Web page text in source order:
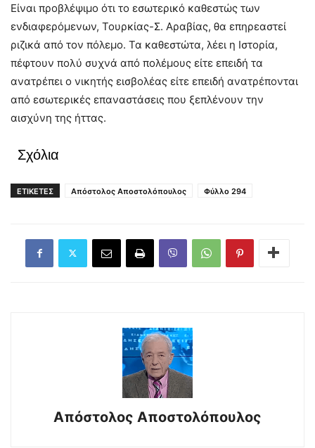
Είναι προβλέψιμο ότι το εσωτερικό καθεστώς των
ενδιαφερόμενων, Τουρκίας-Σ. Αραβίας, θα επηρεαστεί
ριζικά από τον πόλεμο. Τα καθεστώτα, λέει η Ιστορία,
πέφτουν πολύ συχνά από πολέμους είτε επειδή τα
ανατρέπει ο νικητής εισβολέας είτε επειδή ανατρέπονται
από εσωτερικές επαναστάσεις που ξεπλένουν την
αισχύνη της ήττας.
Σχόλια
ΕΤΙΚΕΤΕΣ Απόστολος Αποστολόπουλος Φύλλο 294
Απόστολος Αποστολόπουλος